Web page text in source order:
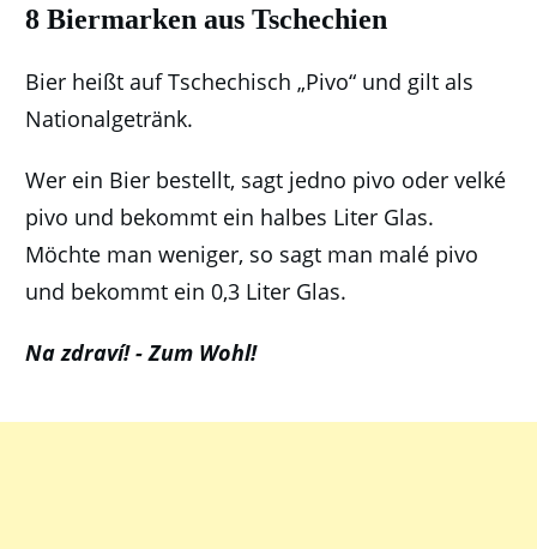
8 Biermarken aus Tschechien
Bier heißt auf Tschechisch „Pivo“ und gilt als
Nationalgetränk.
Wer ein Bier bestellt, sagt jedno pivo oder velké
pivo und bekommt ein halbes Liter Glas.
Möchte man weniger, so sagt man malé pivo
und bekommt ein 0,3 Liter Glas.
Na zdraví! - Zum Wohl!